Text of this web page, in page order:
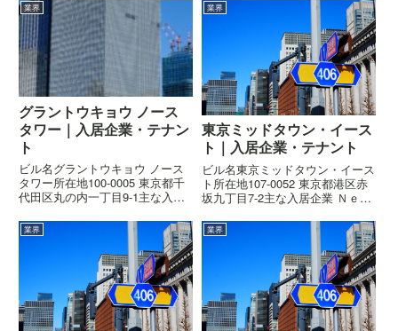
業界
グラントウキョウ ノース
タワー｜入居企業・テナン
ト
ビル名グラントウキョウ ノース
タワー所在地100-0005 東京都千
代田区丸の内一丁目9-1主な入居
株式会社 大和証券株式会社 ＢＮ
Ｐパリバ証券株式会社 大和企業
投資株式会社概要ビルの概要はこ
ちら高さ205m階...
業界
東京ミッドタウン・イース
ト｜入居企業・テナント
ビル名東京ミッドタウン・イース
ト所在地107-0052 東京都港区赤
坂九丁目7-2主な入居企業 Ｎｅｔ
はこちら高さ113.1m階数地上25
階、地下4階、塔屋1階着工2004
年5月竣工2007年1月設計日建設
業界 業界